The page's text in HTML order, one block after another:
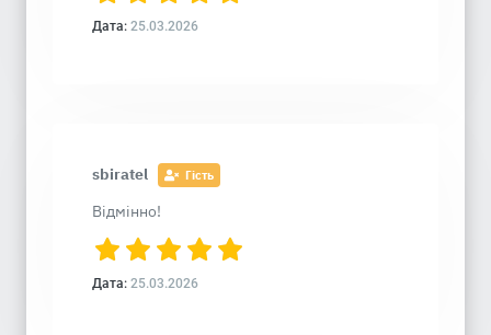
Дата: 25.03.2026
sbiratel Гість
Відмінно!
Дата: 25.03.2026